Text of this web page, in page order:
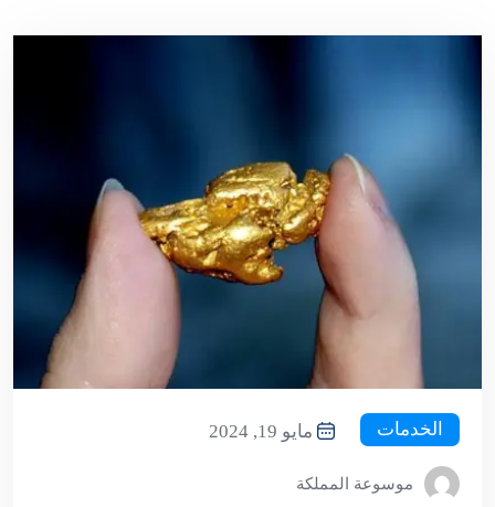
الخدمات مايو 19, 2024
موسوعة المملكة